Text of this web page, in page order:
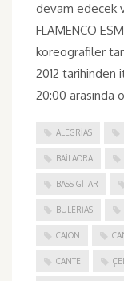
devam edecek
FLAMENCO
koreografiler
2012 tarihinden
20:00 arasında
ALEGRIAS
BAILAORA
BASS GITAR
BULERIAS
CAJON
CANTE